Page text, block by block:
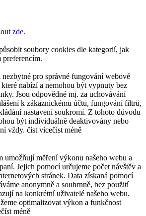
zde.
soubory cookies dle kategorií, jak
pro správné fungování webové
nabízí a nemohou být vypnuty bez
Jsou odpovědné mj. za uchovávání
k zákaznickému účtu, fungování filtrů,
nastavení soukromí. Z tohoto důvodu
být individuálně deaktivovány nebo
vždy. číst vícečíst méně
umožňují měření výkonu našeho webu a
Jejich pomocí určujeme počet návštěv a
stránek. Data získaná pomocí
anonymně a souhrnně, bez použití
na konkrétní uživatelé našeho webu.
optimalizovat výkon a funkčnost
číst méně